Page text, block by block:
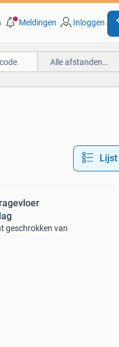
Meldingen Inloggen
Alle afstanden…
Lijst
geschrokken van